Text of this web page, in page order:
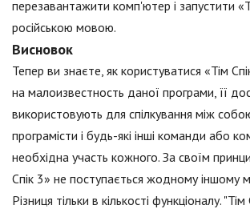
перезавантажити комп'ютер і запустити
російською мовою.
Висновок
Тепер ви знаєте, як користуватися «Тім
на малоизвестность даної програми, її
використовують для спілкування між
програмісти і будь-які інші команди або
необхідна участь кожного. За своїм
Спік 3» не поступається жодному іншому
Різниця тільки в кількості функціоналу. "Тім